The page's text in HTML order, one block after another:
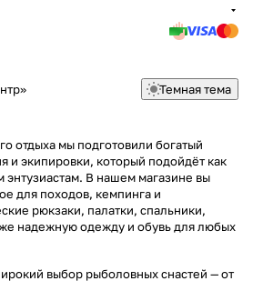
Темная тема
отдыха мы подготовили богатый
и экипировки, который подойдёт как
энтузиастам. В нашем магазине вы
для походов, кемпинга и
рюкзаки, палатки, спальники,
надежную одежду и обувь для любых
выбор рыболовных снастей — от